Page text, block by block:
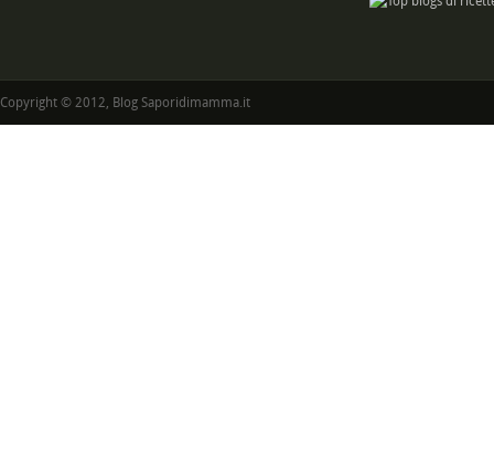
Copyright © 2012, Blog Saporidimamma.it